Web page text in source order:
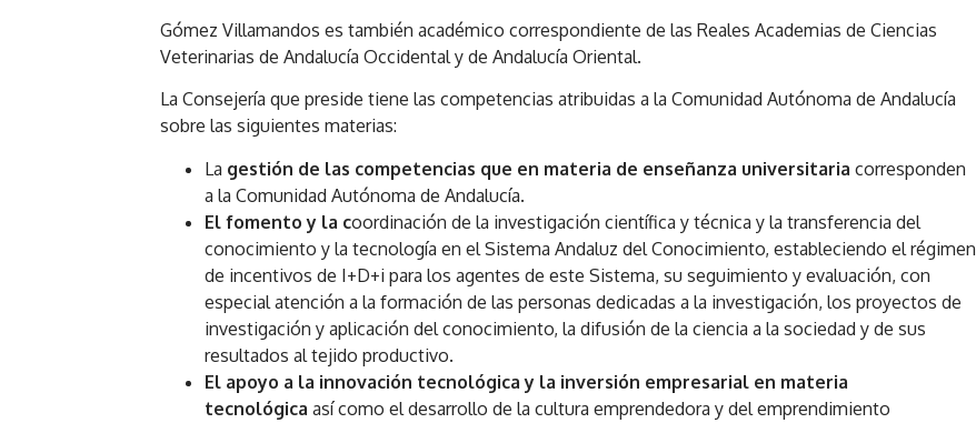
Gómez Villamandos es también académico correspondiente de las Reales Academias de Ciencias
Veterinarias de Andalucía Occidental y de Andalucía Oriental.
La Consejería que preside tiene las competencias atribuidas a la Comunidad Autónoma de Andalucía
sobre las siguientes materias:
La gestión de las competencias que en materia de enseñanza universitaria corresponden
a la Comunidad Autónoma de Andalucía.
El fomento y la coordinación de la investigación científica y técnica y la transferencia del
conocimiento y la tecnología en el Sistema Andaluz del Conocimiento, estableciendo el régimen
de incentivos de I+D+i para los agentes de este Sistema, su seguimiento y evaluación, con
especial atención a la formación de las personas dedicadas a la investigación, los proyectos de
investigación y aplicación del conocimiento, la difusión de la ciencia a la sociedad y de sus
resultados al tejido productivo.
El apoyo a la innovación tecnológica y la inversión empresarial en materia
tecnológica así como el desarrollo de la cultura emprendedora y del emprendimiento